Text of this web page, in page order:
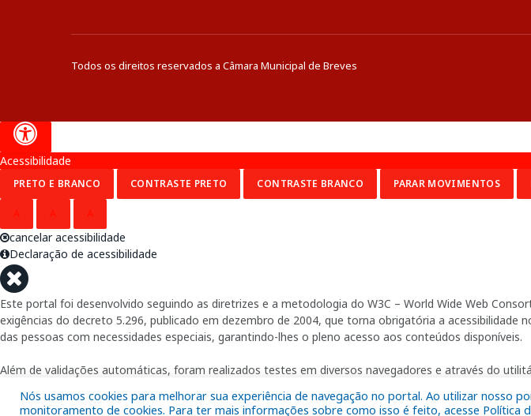
Todos os direitos reservados a Câmara Municipal de Breves
Nós usamos cookies para melhorar sua experiência de navegação no portal. Ao utilizar nosso
monitoramento de cookies. Para ter mais informações sobre como isso é feito, acesse Política
Acessibilidade
PRETO E BRANCO CONTRASTE PRETO CONTRASTE BRANCO PARAR MOVIMENTOS
cancelar acessibilidade
Declaração de acessibilidade
Este portal foi desenvolvido seguindo as diretrizes e a metodologia do W3C – World Wide Web
exigências do decreto 5.296, publicado em dezembro de 2004, que torna obrigatória a
das pessoas com necessidades especiais, garantindo-lhes o pleno acesso aos conteúdos disponíveis.
Além de validações automáticas, foram realizados testes em diversos navegadores e através do